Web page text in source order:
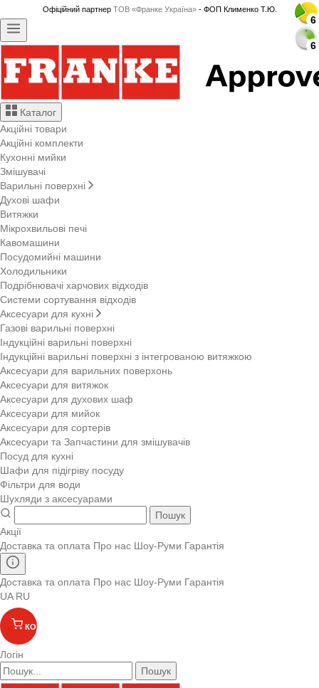
Офіційний партнер ТОВ «Франке Україна»- ФОП Клименко Т.Ю.
Каталог
Акційні товари
Акційні комплекти
Кухонні мийки
Змішувачі
Варильні поверхні
Духові шафи
Витяжки
Мікрохвильові печі
Кавомашини
Посудомийні машини
Холодильники
Подрібнювачі харчових відходів
Системи сортування відходів
Аксесуари для кухні
Газові варильні поверхні
Індукційні варильні поверхні
Індукційні варильні поверхні з інтегрованою витяжкою
Аксесуари для варильних поверхонь
Аксесуари для витяжок
Аксесуари для духових шаф
Аксесуари для мийок
Аксесуари для сортерів
Аксесуари та Запчастини для змішувачів
Посуд для кухні
Шафи для підігріву посуду
Фільтри для води
Шухляди з аксесуарами
Пошук
Акції
Доставка та оплата Про нас Шоу-Руми Гарантія
Доставка та оплата Про нас Шоу-Руми Гарантія
UA RU
КОШИК
Логін
Пошук
6
6
6
6
6
6
6
6
6
6
6
6
6
6
6
6
6
6
6
6
6
6
6
6
6
6